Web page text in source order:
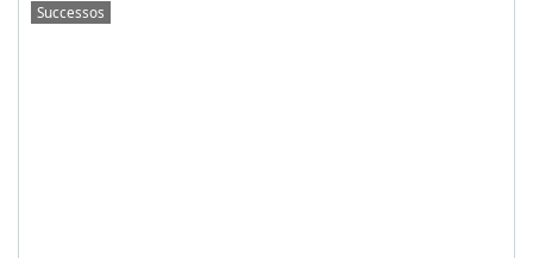
Successos